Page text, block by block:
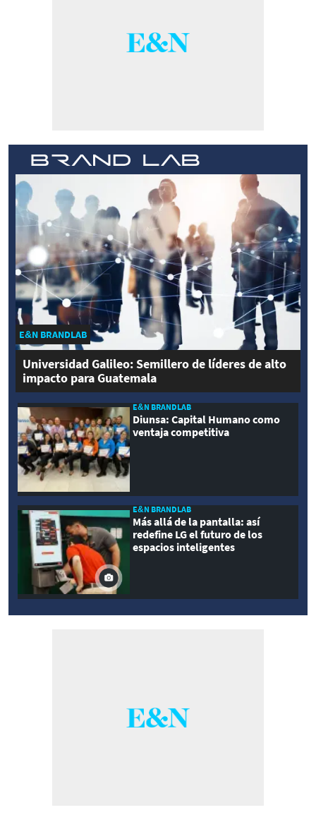
E&N BRANDLAB
Universidad Galileo: Semillero de líderes de alto
impacto para Guatemala
E&N BRANDLAB
Diunsa: Capital Humano como
ventaja competitiva
E&N BRANDLAB
Más allá de la pantalla: así
redefine LG el futuro de los
espacios inteligentes